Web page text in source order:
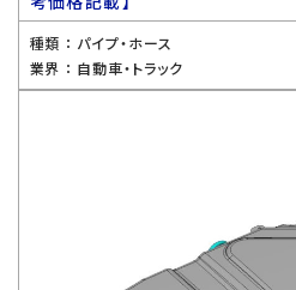
種類 ： パイプ・ホース
業界 ： 自動車・トラック